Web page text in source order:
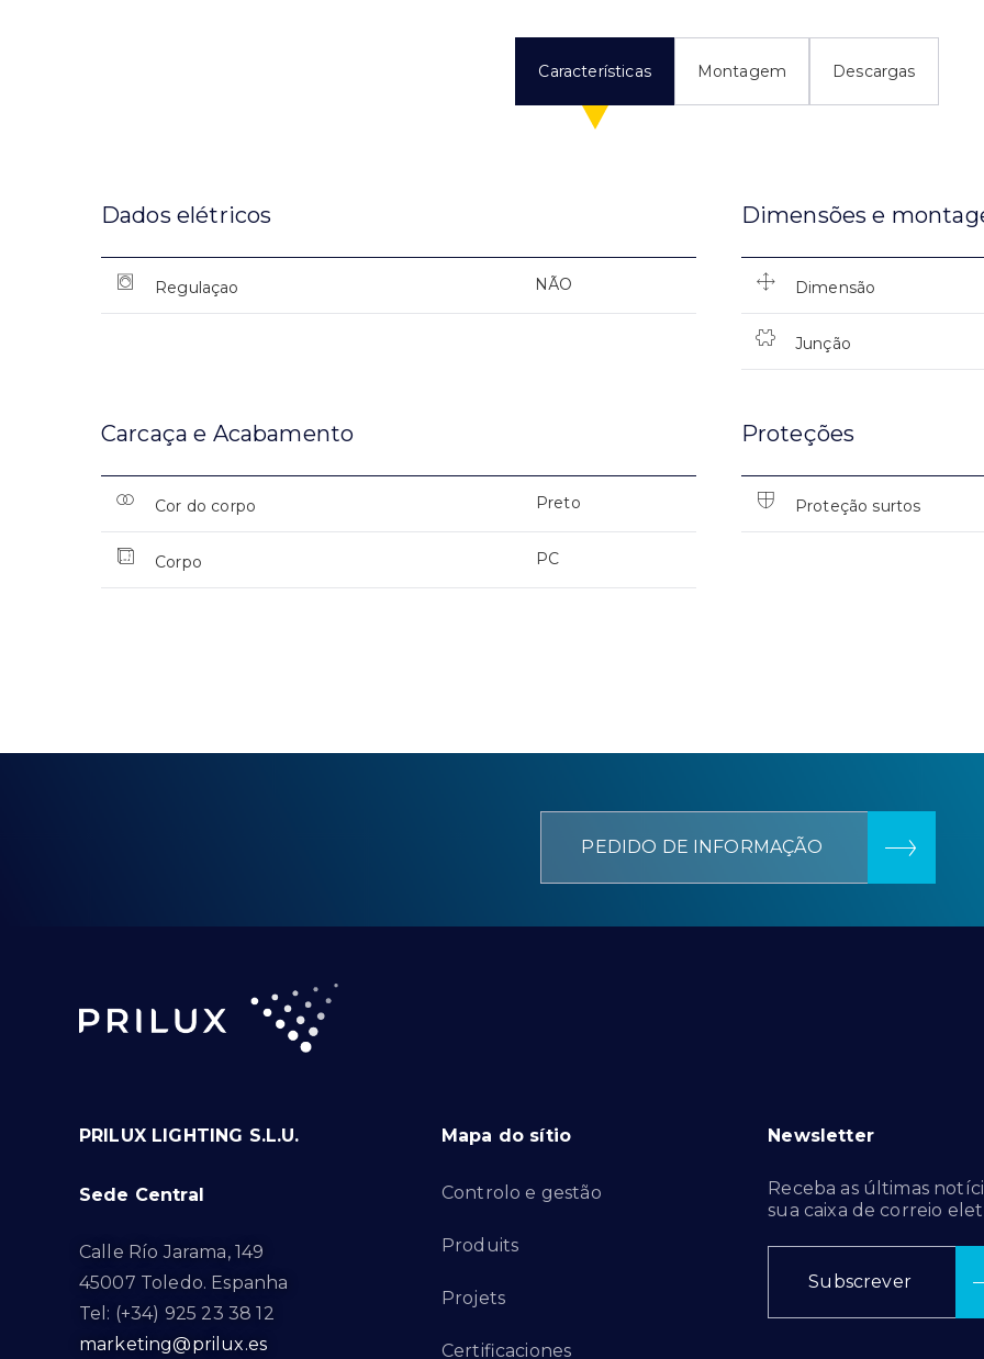
Características Montagem Descargas
Dados elétricos
Regulaçao NÃO
Dimensões e
Dimensão
Junção
Carcaça e Acabamento
Cor do corpo Preto
Corpo PC
Proteções
Proteção surtos
PEDIDO DE INFORMAÇÃO
PRILUX LIGHTING S.L.U.
Sede Central
Calle Río Jarama, 149
45007 Toledo. Espanha
Tel: (+34) 925 23 38 12
marketing@prilux.es
Mapa do sítio
Controlo e gestão
Produits
Projets
Certificaciones
Newsletter
Receba as últimas
sua caixa de correio
Subscrever